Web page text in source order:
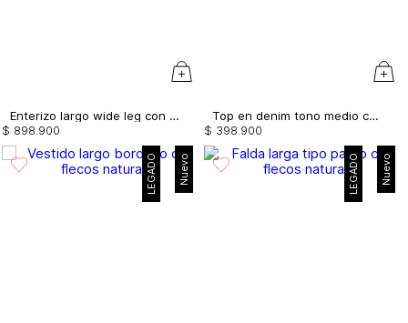
Enterizo largo wide leg con flores 3d
$ 898 900
Top en denim tono medio con flores 3d
$ 398 900
Nuevo
LEGADO Nuevo
LEGADO